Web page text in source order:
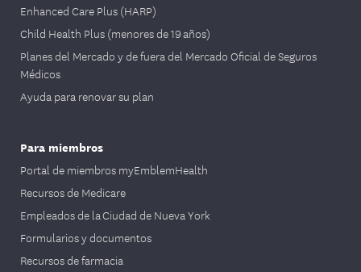
Enhanced Care Plus (HARP)
Child Health Plus (menores de 19 años)
Planes del Mercado y de fuera del Mercado Oficial de Seguros
Médicos
Ayuda para renovar su plan
Para miembros
Portal de miembros myEmblemHealth
Recursos de Medicare
Empleados de la Ciudad de Nueva York
Formularios y documentos
Recursos de farmacia